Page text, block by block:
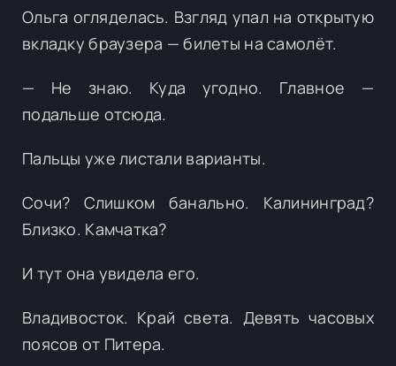
Ольга огляделась. Взгляд упал на открытую
вкладку браузера — билеты на самолёт.
— Не знаю. Куда угодно. Главное —
подальше отсюда.
Пальцы уже листали варианты.
Сочи? Слишком банально. Калининград?
Близко. Камчатка?
И тут она увидела его.
Владивосток. Край света. Девять часовых
поясов от Питера.